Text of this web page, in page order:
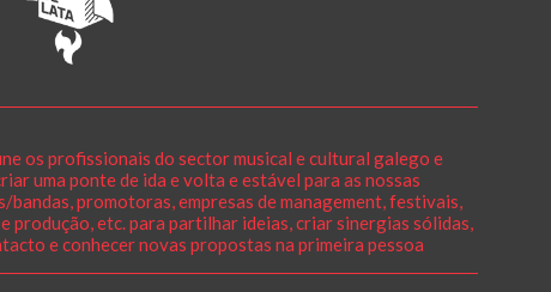
os profissionais do sector musical e cultural galego e
uma ponte de ida e volta e estável para as nossas
promotoras, empresas de management, festivais,
produção, etc. para partilhar ideias, criar sinergias sólidas,
e conhecer novas propostas na primeira pessoa